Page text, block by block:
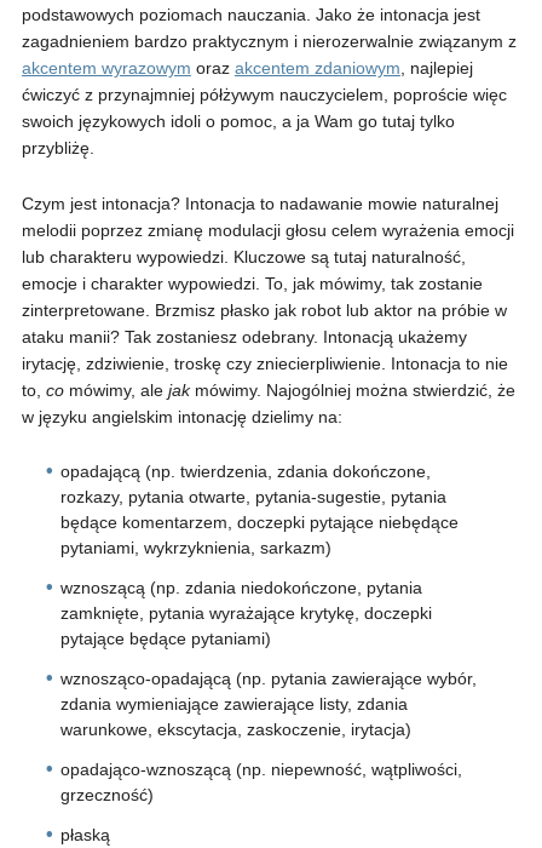
podstawowych poziomach nauczania. Jako że intonacja jest
zagadnieniem bardzo praktycznym i nierozerwalnie związanym z
akcentem wyrazowym oraz akcentem zdaniowym, najlepiej
ćwiczyć z przynajmniej półżywym nauczycielem, poproście więc
swoich językowych idoli o pomoc, a ja Wam go tutaj tylko
przybliżę.
Czym jest intonacja? Intonacja to nadawanie mowie naturalnej
melodii poprzez zmianę modulacji głosu celem wyrażenia emocji
lub charakteru wypowiedzi. Kluczowe są tutaj naturalność,
emocje i charakter wypowiedzi. To, jak mówimy, tak zostanie
zinterpretowane. Brzmisz płasko jak robot lub aktor na próbie w
ataku manii? Tak zostaniesz odebrany. Intonacją ukażemy
irytację, zdziwienie, troskę czy zniecierpliwienie. Intonacja to nie
to, comówimy, ale jakmówimy. Najogólniej można stwierdzić, że
w języku angielskim intonację dzielimy na:
opadającą (np. twierdzenia, zdania dokończone,
rozkazy, pytania otwarte, pytania-sugestie, pytania
będące komentarzem, doczepki pytające niebędące
pytaniami, wykrzyknienia, sarkazm)
wznoszącą (np. zdania niedokończone, pytania
zamknięte, pytania wyrażające krytykę, doczepki
pytające będące pytaniami)
wznosząco-opadającą (np. pytania zawierające wybór,
zdania wymieniające zawierające listy, zdania
warunkowe, ekscytacja, zaskoczenie, irytacja)
opadająco-wznoszącą (np. niepewność, wątpliwości,
grzeczność)
płaską